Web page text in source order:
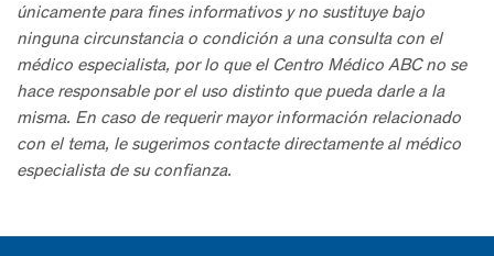
únicamente para fines informativos y no sustituye bajo
ninguna circunstancia o condición a una consulta con el
médico especialista, por lo que el Centro Médico ABC no se
hace responsable por el uso distinto que pueda darle a la
misma. En caso de requerir mayor información relacionado
con el tema, le sugerimos contacte directamente al médico
especialista de su confianza.